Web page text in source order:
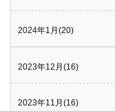
2024年1月(20)
2023年12月(16)
2023年11月(16)